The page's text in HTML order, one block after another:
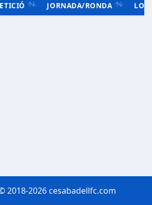
JORNADA/RONDA
2018-2026 cesabadellfc.com